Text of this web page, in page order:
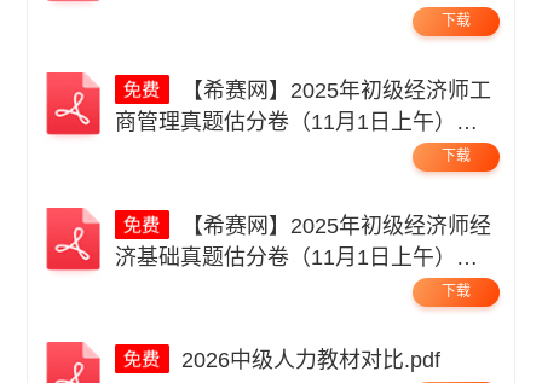
下载
商管理真题估分卷（11月1日上午）无
下载
济基础真题估分卷（11月1日上午）无
下载
2026中级人力教材对比.pdf